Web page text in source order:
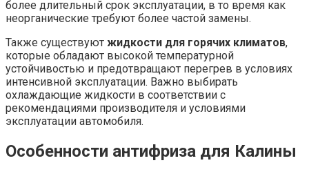
более длительный срок эксплуатации, в то время как
неорганические требуют более частой замены.
Также существуют жидкости для горячих климатов,
которые обладают высокой температурной
устойчивостью и предотвращают перегрев в условиях
интенсивной эксплуатации. Важно выбирать
охлаждающие жидкости в соответствии с
рекомендациями производителя и условиями
эксплуатации автомобиля.
Особенности антифриза для Калины